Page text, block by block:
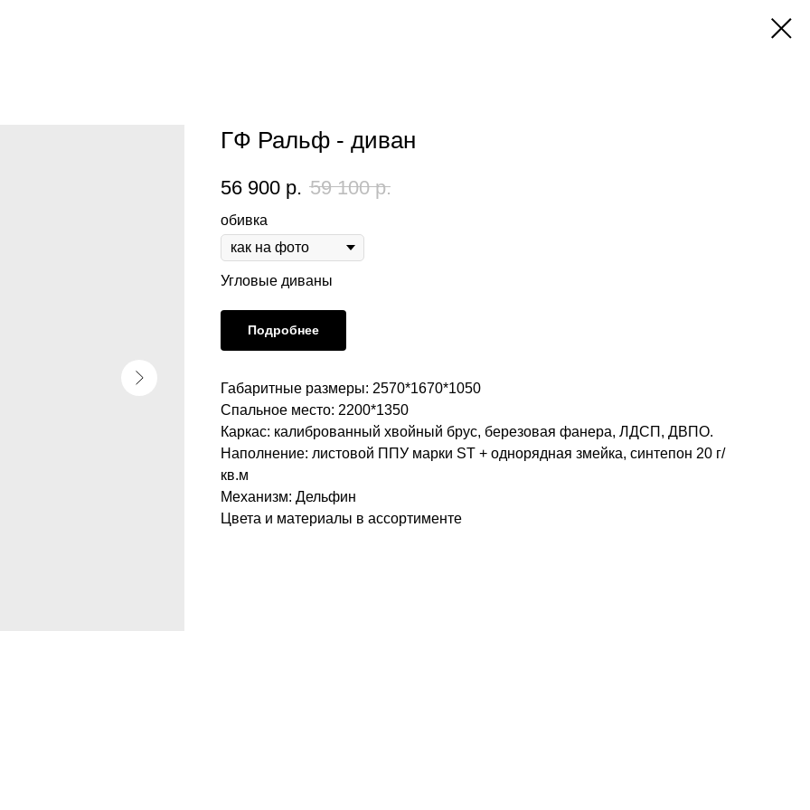
ГФ Ральф - диван
56 900 р. 59 100 р.
обивка
Угловые диваны
Подробнее
Габаритные размеры: 2570*1670*1050
Спальное место: 2200*1350
Каркас: калиброванный хвойный брус, березовая фанера, ЛДСП, ДВПО.
Наполнение: листовой ППУ марки ST + однорядная змейка, синтепон 20 г/
кв.м
Механизм: Дельфин
Цвета и материалы в ассортименте